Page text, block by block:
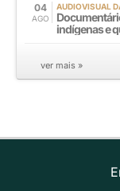
04
AGO
AUDIOVISUAL
indígenas e
ver mais »